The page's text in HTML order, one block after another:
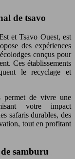
de tsavo
et Tsavo Ouest, est
des expériences
conçus pour
Ces établissements
le recyclage et
permet de vivre une
votre impact
safaris durables, des
tout en profitant
samburu